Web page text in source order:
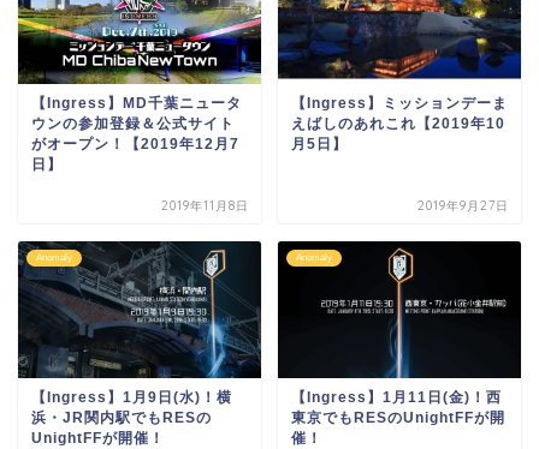
【Ingress】MD千葉ニュータ
ウンの参加登録＆公式サイト
がオープン！【2019年12月7
日】
2019年11月8日
【Ingress】ミッションデーま
えばしのあれこれ【2019年10
月5日】
2019年9月27日
Anomaly
【Ingress】1月9日(水)！横
浜・JR関内駅でもRESの
UnightFFが開催！
Anomaly
【Ingress】1月11日(金)！西
東京でもRESのUnightFFが開
催！